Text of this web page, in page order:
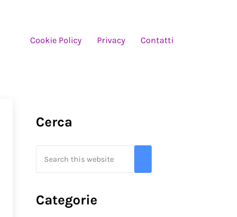
Cookie Policy Privacy Contatti
Cerca
Categorie